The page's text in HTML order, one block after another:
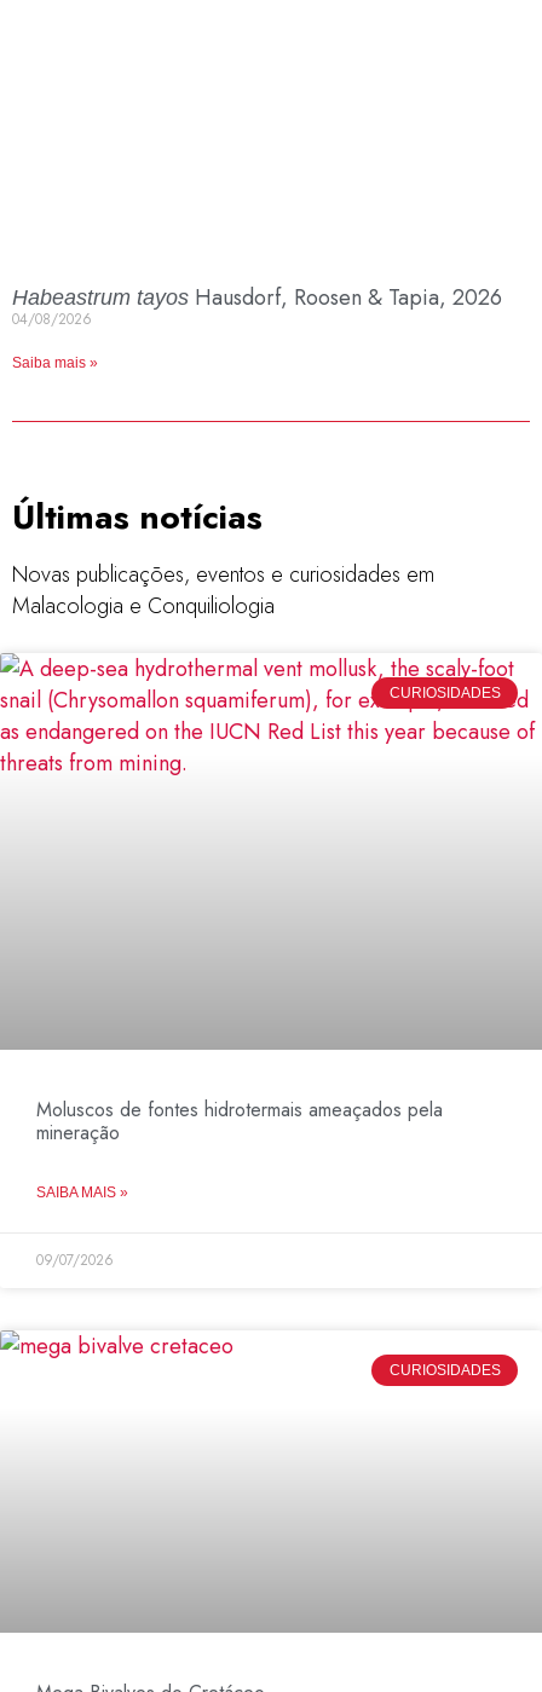
Habeastrum tayos Hausdorf, Roosen & Tapia, 2026
04/08/2026
Saiba mais »
Últimas notícias
Novas publicações, eventos e curiosidades em
Malacologia e Conquiliologia
CURIOSIDADES
Moluscos de fontes hidrotermais ameaçados pela
mineração
SAIBA MAIS »
09/07/2026
CURIOSIDADES